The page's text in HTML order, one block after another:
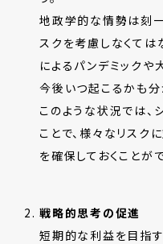
地政学的な情勢は刻一
スクを考慮しなくては
によるパンデミックや
今後いつ起こるかも分
このような状況では、
ことで、様々なリスク
を確保しておくことが
戦略的思考の促進
短期的な利益を目指